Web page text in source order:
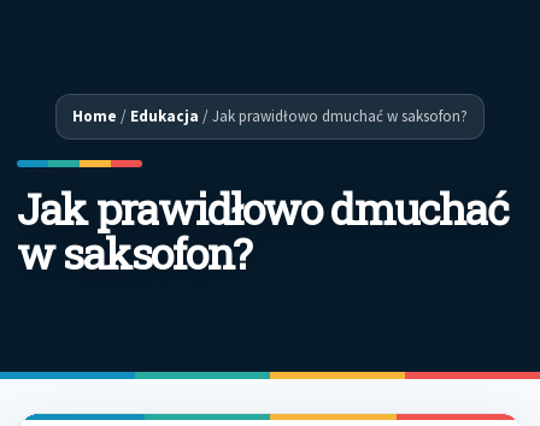
Home / Edukacja /Jak prawidłowo dmuchać w saksofon?
Jak prawidłowo dmuchać
w saksofon?